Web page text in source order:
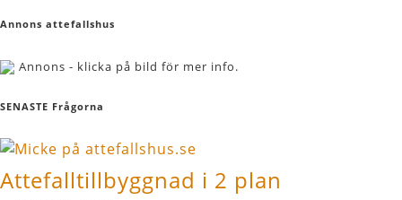
Annons attefallshus
Annons - klicka på bild för mer info.
SENASTE Frågorna
Attefalltillbyggnad i 2 plan